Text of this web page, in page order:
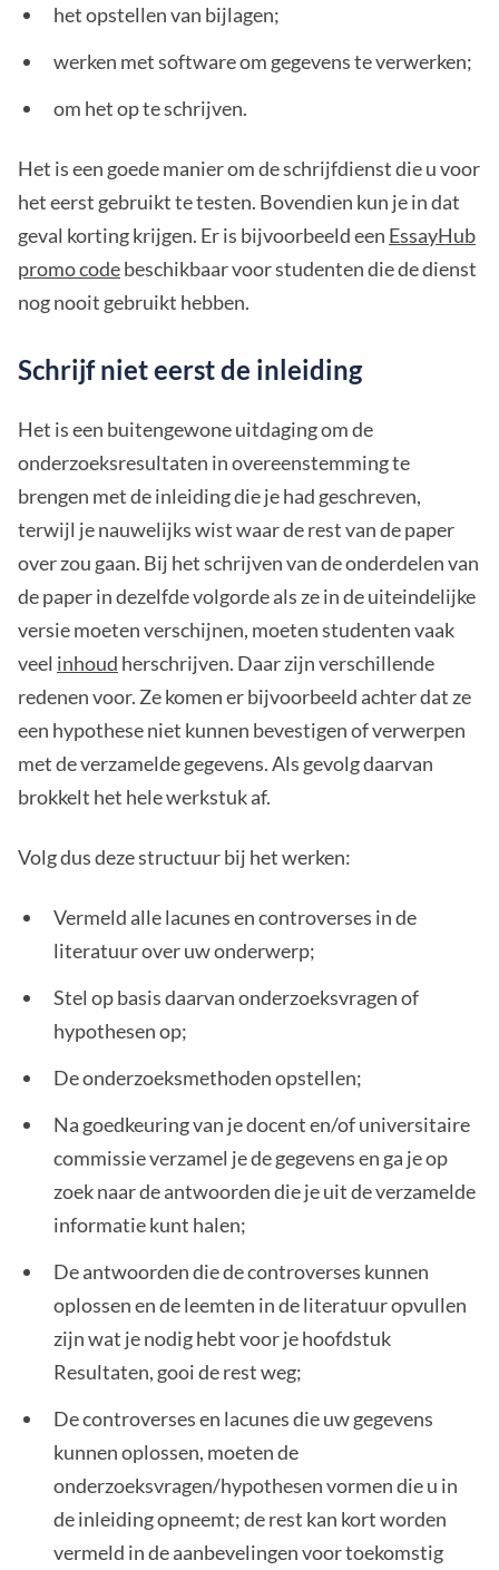
het opstellen van bijlagen;
werken met software om gegevens te verwerken;
om het op te schrijven.
Het is een goede manier om de schrijfdienst die u voor
het eerst gebruikt te testen. Bovendien kun je in dat
geval korting krijgen. Er is bijvoorbeeld een EssayHub
promo codebeschikbaar voor studenten die de dienst
nog nooit gebruikt hebben.
Schrijf niet eerst de inleiding
Het is een buitengewone uitdaging om de
onderzoeksresultaten in overeenstemming te
brengen met de inleiding die je had geschreven,
terwijl je nauwelijks wist waar de rest van de paper
over zou gaan. Bij het schrijven van de onderdelen van
de paper in dezelfde volgorde als ze in de uiteindelijke
versie moeten verschijnen, moeten studenten vaak
veel inhoud herschrijven. Daar zijn verschillende
redenen voor. Ze komen er bijvoorbeeld achter dat ze
een hypothese niet kunnen bevestigen of verwerpen
met de verzamelde gegevens. Als gevolg daarvan
brokkelt het hele werkstuk af.
Volg dus deze structuur bij het werken:
Vermeld alle lacunes en controverses in de
literatuur over uw onderwerp;
Stel op basis daarvan onderzoeksvragen of
hypothesen op;
De onderzoeksmethoden opstellen;
Na goedkeuring van je docent en/of universitaire
commissie verzamel je de gegevens en ga je op
zoek naar de antwoorden die je uit de verzamelde
informatie kunt halen;
De antwoorden die de controverses kunnen
oplossen en de leemten in de literatuur opvullen
zijn wat je nodig hebt voor je hoofdstuk
Resultaten, gooi de rest weg;
De controverses en lacunes die uw gegevens
kunnen oplossen, moeten de
onderzoeksvragen/hypothesen vormen die u in
de inleiding opneemt; de rest kan kort worden
vermeld in de aanbevelingen voor toekomstig